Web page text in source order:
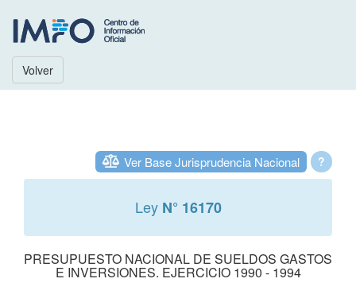
Volver
?
Ver Base Jurisprudencia Nacional
Ley N° 16170
PRESUPUESTO NACIONAL DE SUELDOS GASTOS
E INVERSIONES. EJERCICIO 1990 - 1994